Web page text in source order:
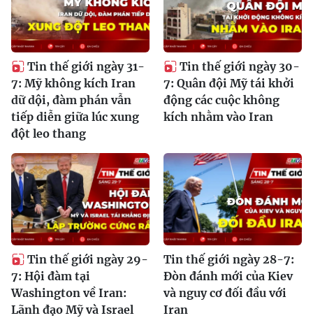
Tin thế giới ngày 31-
7: Mỹ không kích Iran
dữ dội, đàm phán vẫn
tiếp diễn giữa lúc xung
đột leo thang
Tin thế giới ngày 30-
7: Quân đội Mỹ tái khởi
động các cuộc không
kích nhằm vào Iran
Tin thế giới ngày 29-
7: Hội đàm tại
Washington về Iran:
Lãnh đạo Mỹ và Israel
Tin thế giới ngày 28-7:
Đòn đánh mới của Kiev
và nguy cơ đối đầu với
Iran